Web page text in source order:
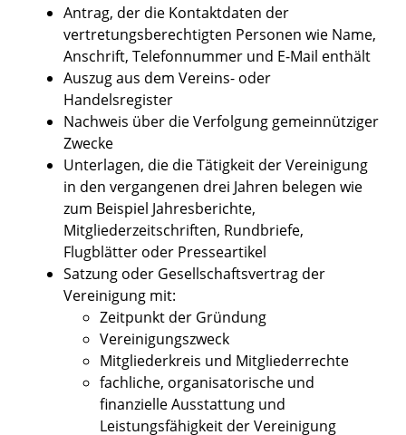
Antrag, der die Kontaktdaten der
vertretungsberechtigten Personen wie Name,
Anschrift, Telefonnummer und E-Mail enthält
Auszug aus dem Vereins- oder
Handelsregister
Nachweis über die Verfolgung gemeinnütziger
Zwecke
Unterlagen, die die Tätigkeit der Vereinigung
in den vergangenen drei Jahren belegen wie
zum Beispiel Jahresberichte,
Mitgliederzeitschriften, Rundbriefe,
Flugblätter oder Presseartikel
Satzung oder Gesellschaftsvertrag der
Vereinigung mit:
Zeitpunkt der Gründung
Vereinigungszweck
Mitgliederkreis und Mitgliederrechte
fachliche, organisatorische und
finanzielle Ausstattung und
Leistungsfähigkeit der Vereinigung